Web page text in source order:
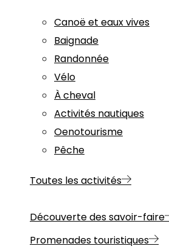
Canoë et eaux vives
Baignade
Randonnée
Vélo
À cheval
Activités nautiques
Oenotourisme
Pêche
Toutes les activités
Découverte des savoir-faire
Promenades touristiques